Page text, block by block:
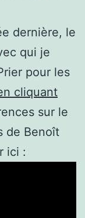
dernière, le
qui je
pour les
cliquant
sur le
de Benoît
ici :